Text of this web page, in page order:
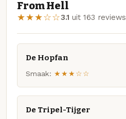
From Hell
★★★☆☆3.1 uit 163 reviews
De Hopfan
Smaak: ★★★☆☆
De Tripel-Tijger